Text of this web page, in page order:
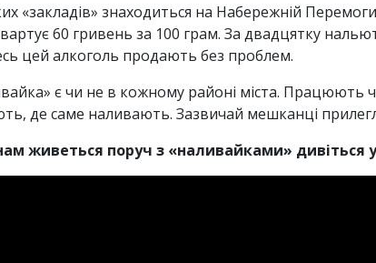
«закладів» знаходиться на Набережній
60 гривень за 100 грам. За двадцятку
цей алкоголь продають без проблем.
є чи не в кожному районі міста. Працюють
де саме наливають. Зазвичай мешканці
живеться поруч з «наливайками» дивіться